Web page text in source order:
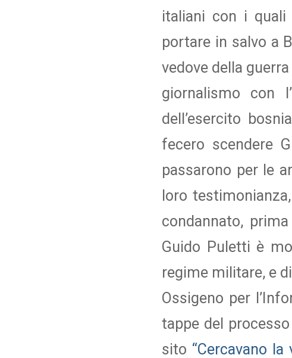
italiani con i quali
portare in salvo a
vedove della
giornalismo con
dell’esercito
fecero scendere
passarono per le
loro
condannato,
Guido Puletti è
regime militare, e
Ossigeno per
tappe del
sito “Cercavano la